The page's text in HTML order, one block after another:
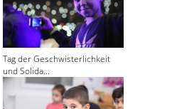
Tag der Geschwisterlichkeit
und Solida...